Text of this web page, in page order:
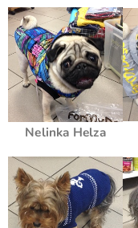
Nelinka Helza